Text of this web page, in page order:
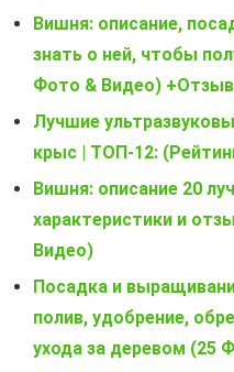
Вишня: описание,
знать о ней, чтобы
Фото & Видео)
Лучшие
крыс | ТОП-12:
Вишня: описание 20
характеристики и
Видео)
Посадка и
полив, удобрение,
ухода за деревом (25